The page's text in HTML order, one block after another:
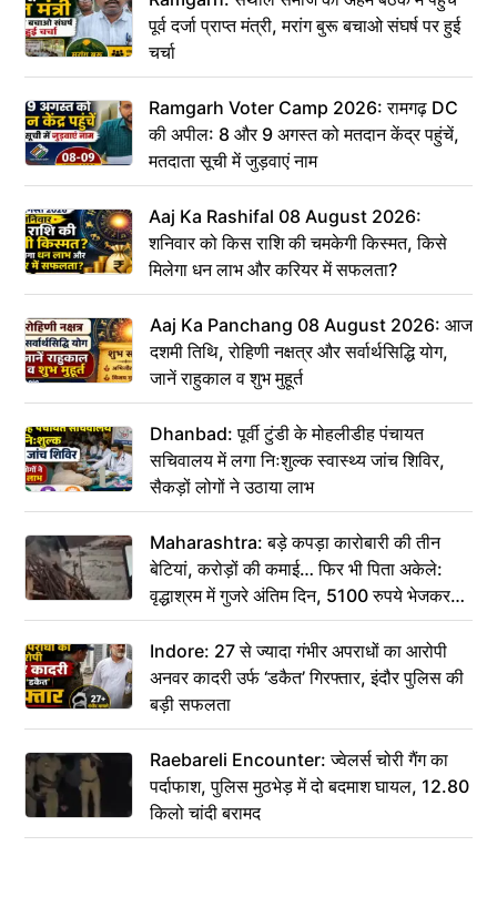
पूर्व दर्जा प्राप्त मंत्री, मरांग बुरू बचाओ संघर्ष पर हुई
चर्चा
Ramgarh Voter Camp 2026: रामगढ़ DC
की अपील: 8 और 9 अगस्त को मतदान केंद्र पहुंचें,
मतदाता सूची में जुड़वाएं नाम
Aaj Ka Rashifal 08 August 2026:
शनिवार को किस राशि की चमकेगी किस्मत, किसे
मिलेगा धन लाभ और करियर में सफलता?
Aaj Ka Panchang 08 August 2026: आज
दशमी तिथि, रोहिणी नक्षत्र और सर्वार्थसिद्धि योग,
जानें राहुकाल व शुभ मुहूर्त
Dhanbad: पूर्वी टुंडी के मोहलीडीह पंचायत
सचिवालय में लगा निःशुल्क स्वास्थ्य जांच शिविर,
सैकड़ों लोगों ने उठाया लाभ
Maharashtra: बड़े कपड़ा कारोबारी की तीन
बेटियां, करोड़ों की कमाई… फिर भी पिता अकेले:
वृद्धाश्रम में गुजरे अंतिम दिन, 5100 रुपये भेजकर
कहा– अंतिम संस्कार कर दीजिए हम नहीं आ पाएंगे
Indore: 27 से ज्यादा गंभीर अपराधों का आरोपी
अनवर कादरी उर्फ ‘डकैत’ गिरफ्तार, इंदौर पुलिस की
बड़ी सफलता
Raebareli Encounter: ज्वेलर्स चोरी गैंग का
पर्दाफाश, पुलिस मुठभेड़ में दो बदमाश घायल, 12.80
किलो चांदी बरामद